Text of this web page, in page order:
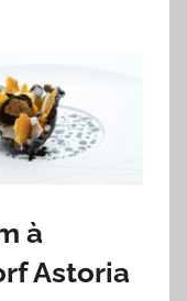
à
Astoria